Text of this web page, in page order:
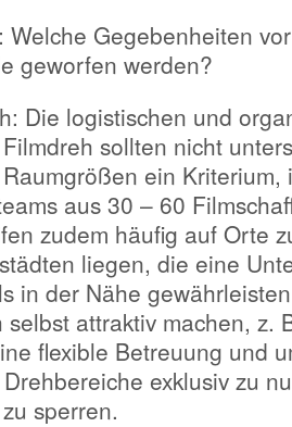
Welche Gegebenheiten
geworfen werden?
Die logistischen und
sollten nicht
ein Kriterium,
aus 30 – 60
zudem häufig auf Orte
liegen, die eine
in der Nähe
selbst attraktiv machen, z.
flexible Betreuung und
exklusiv zu
sperren.